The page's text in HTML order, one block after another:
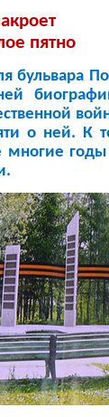
пятно
бульвара
о ней. К
многие